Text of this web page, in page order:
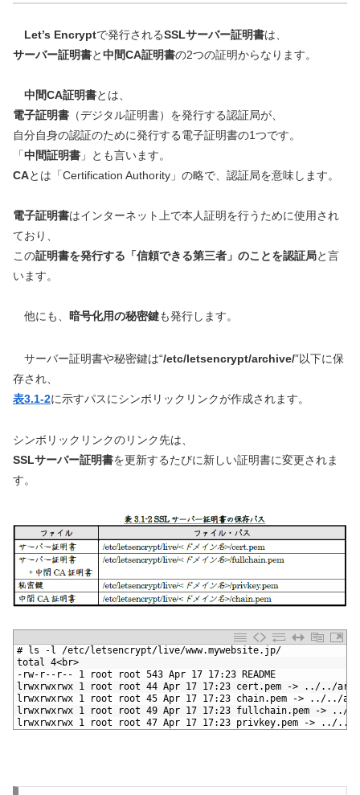
Let’s Encryptで発行されるSSLサーバー証明書は、
サーバー証明書と中間CA証明書の2つの証明からなります。
中間CA証明書とは、
電子証明書 （デジタル証明書）を発行する認証局が、
自分自身の認証のために発行する電子証明書の1つです。
「中間証明書 」とも言います。
CAとは「Certification Authority」の略で、認証局を意味します。
電子証明書はインターネット上で本人証明を行うために使用され
ており、
この証明書を発行する「信頼できる第三者」のことを認証局と言
います。
他にも、 暗号化用の秘密鍵も発行します。
サーバー証明書や秘密鍵は“/etc/letsencrypt/archive/”以下に保
存され、
表3.1-2に示すパスにシンボリックリンクが作成されます。
シンボリックリンクのリンク先は、
SSLサーバー証明書を更新するたびに新しい証明書に変更されま
す。
# ls -l /etc/letsencrypt/live/www.mywebsite.jp/
total 4<br>
-rw-r--r-- 1 root root 543 Apr 17 17:23 README
lrwxrwxrwx 1 root root 44 Apr 17 17:23 cert.pem -> ../../
lrwxrwxrwx 1 root root 45 Apr 17 17:23 chain.pem -> ../../
lrwxrwxrwx 1 root root 49 Apr 17 17:23 fullchain.pem -> ../../
lrwxrwxrwx 1 root root 47 Apr 17 17:23 privkey.pem -> ../../